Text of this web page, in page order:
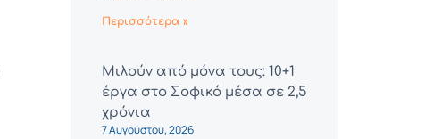
Περισσότερα »
Μιλούν από μόνα τους: 10+1
έργα στο Σοφικό μέσα σε 2,5
χρόνια
7 Αυγούστου, 2026